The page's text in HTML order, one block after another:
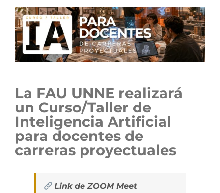
Ver
imagen
más
grande
La FAU UNNE realizará
un Curso/Taller de
Inteligencia Artificial
para docentes de
carreras proyectuales
Link de ZOOM Meet